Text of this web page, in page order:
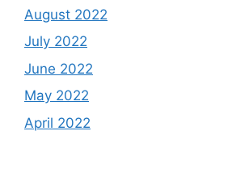
August 2022
July 2022
June 2022
May 2022
April 2022